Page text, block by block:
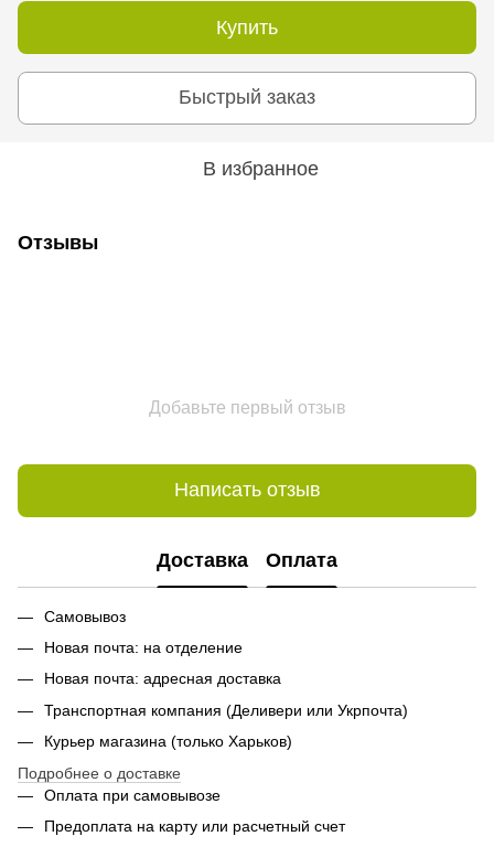
Купить
Быстрый заказ
В избранное
Отзывы
Добавьте первый отзыв
Написать отзыв
Доставка Оплата
Самовывоз
Новая почта: на отделение
Новая почта: адресная доставка
Транспортная компания (Деливери или Укрпочта)
Курьер магазина (только Харьков)
Подробнее о доставке
Оплата при самовывозе
Предоплата на карту или расчетный счет